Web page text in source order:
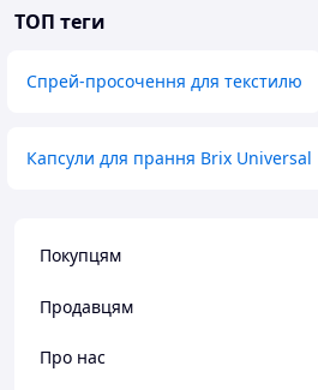
ТОП теги
Спрей-просочення для текстилю
Капсули для прання Brix Universal
Покупцям
Продавцям
Про нас